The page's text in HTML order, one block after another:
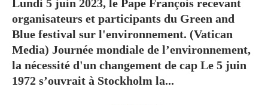
Lundi 5 juin 2023, le Pape François recevant
organisateurs et participants du Green and
Blue festival sur l'environnement. (Vatican
Media) Journée mondiale de l’environnement,
la nécessité d'un changement de cap Le 5 juin
1972 s’ouvrait à Stockholm la...